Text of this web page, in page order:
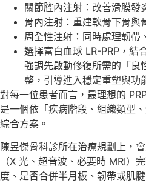
關節腔內注射：改善滑膜發
骨內注射：重建軟骨下骨與
周全性注射：同時處理韌帶
選擇富白血球 LR-PRP，結
強調先啟動修復所需的「良
整，引導進入穩定重塑與功
對每一位患者而言，最理想的
是一個依「疾病階段、組織類型
綜合方案。
陳昱傑骨科診所在治療規劃上，
（X 光、超音波、必要時 MRI）
度、是否合併半月板、韌帶或肌